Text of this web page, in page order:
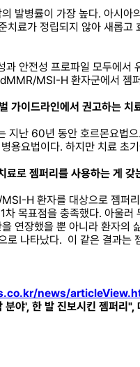
발병률이 가장 높다. 아시
치료가 정립되지 않아 새롭
과 안전성 프로파일 모두에
MSI-H 환자군에서 젬
가이드라인에서 권고하는 치
난 60년 동안 호르몬요법
용요법이다. 하지만 치료
로 젬퍼리를 사용하는 게 갖
H 환자를 대상으로 젬퍼
목표점을 충족했다. 아울
연장했을 뿐 아니라 환자
로 나타났다. 이 같은 결과
news/
분야', 한 발 진보시킨 젬퍼